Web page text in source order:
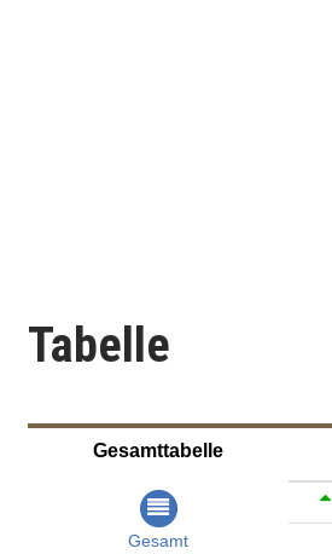
Tabelle
Gesamttabelle
Gesamt